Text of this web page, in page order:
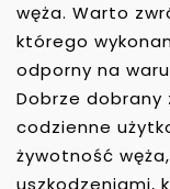
węża. Warto
którego
odporny na
Dobrze dobrany
codzienne
żywotność
uszkodzeniami,